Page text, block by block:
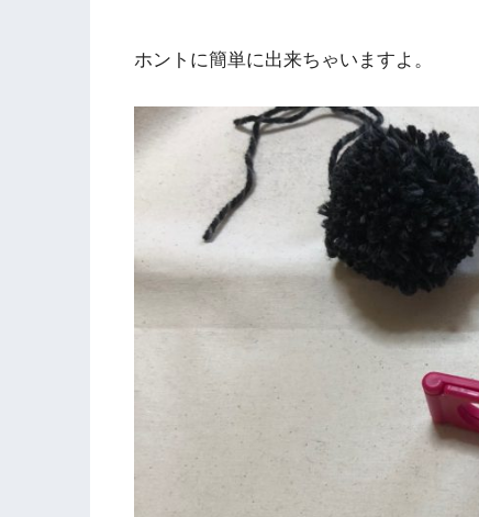
ホントに簡単に出来ちゃいますよ。